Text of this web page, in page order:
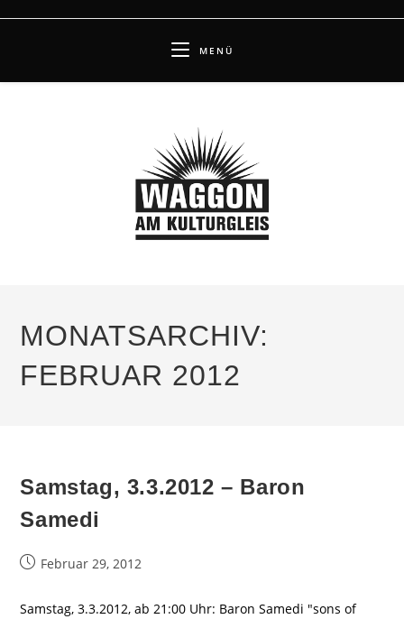
MENÜ
MONATSARCHIV:
FEBRUAR 2012
Samstag, 3.3.2012 – Baron
Samedi
BeitragFebruar 29, 2012
Samstag, 3.3.2012, ab 21:00 Uhr: Baron Samedi "sons of